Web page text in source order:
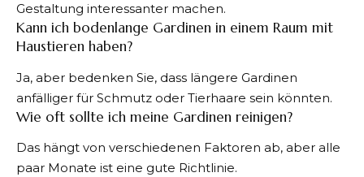
Gestaltung interessanter machen.
Kann ich bodenlange Gardinen in einem Raum mit
Haustieren haben?
Ja, aber bedenken Sie, dass längere Gardinen
anfälliger für Schmutz oder Tierhaare sein könnten.
Wie oft sollte ich meine Gardinen reinigen?
Das hängt von verschiedenen Faktoren ab, aber alle
paar Monate ist eine gute Richtlinie.